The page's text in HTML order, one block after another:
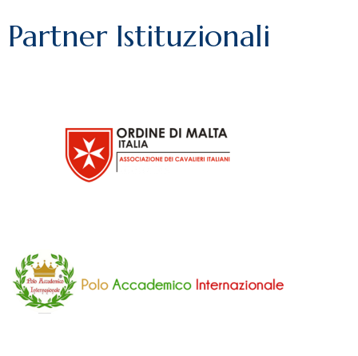
Partner Istituzionali